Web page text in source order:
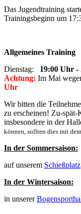
Das Jugendtraining
Trainingsbeginn um
Allgemeines Training
Dienstag: 19:00 Uhr -
Achtung: Im Mai
Uhr
Wir bitten die
zu erscheinen! Zu-
insbesondere in der
können, sollten dies mit
In der Sommersaison:
auf unserem Schießplatz
In der Wintersaison:
in unserer